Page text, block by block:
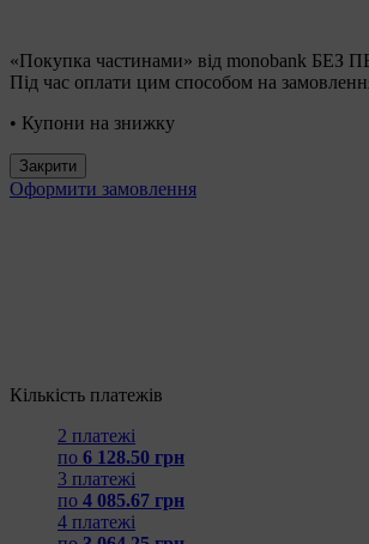
«Покупка частинами» від monobank БЕЗ
Під час оплати цим способом на
• Купони на знижку
Закрити
Оформити замовлення
Кількість платежів
2 платежі
по 6 128.50 грн
3 платежі
по 4 085.67 грн
4 платежі